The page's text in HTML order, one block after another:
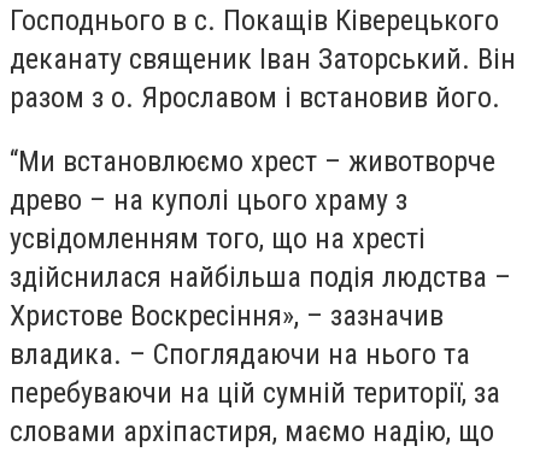
Господнього в с. Покащів Ківерецького
деканату священик Іван Заторський. Він
разом з о. Ярославом і встановив його.
“Ми встановлюємо хрест – животворче
древо – на куполі цього храму з
усвідомленням того, що на хресті
здійснилася найбільша подія людства –
Христове Воскресіння», – зазначив
владика. – Споглядаючи на нього та
перебуваючи на цій сумній території, за
словами архіпастиря, маємо надію, що